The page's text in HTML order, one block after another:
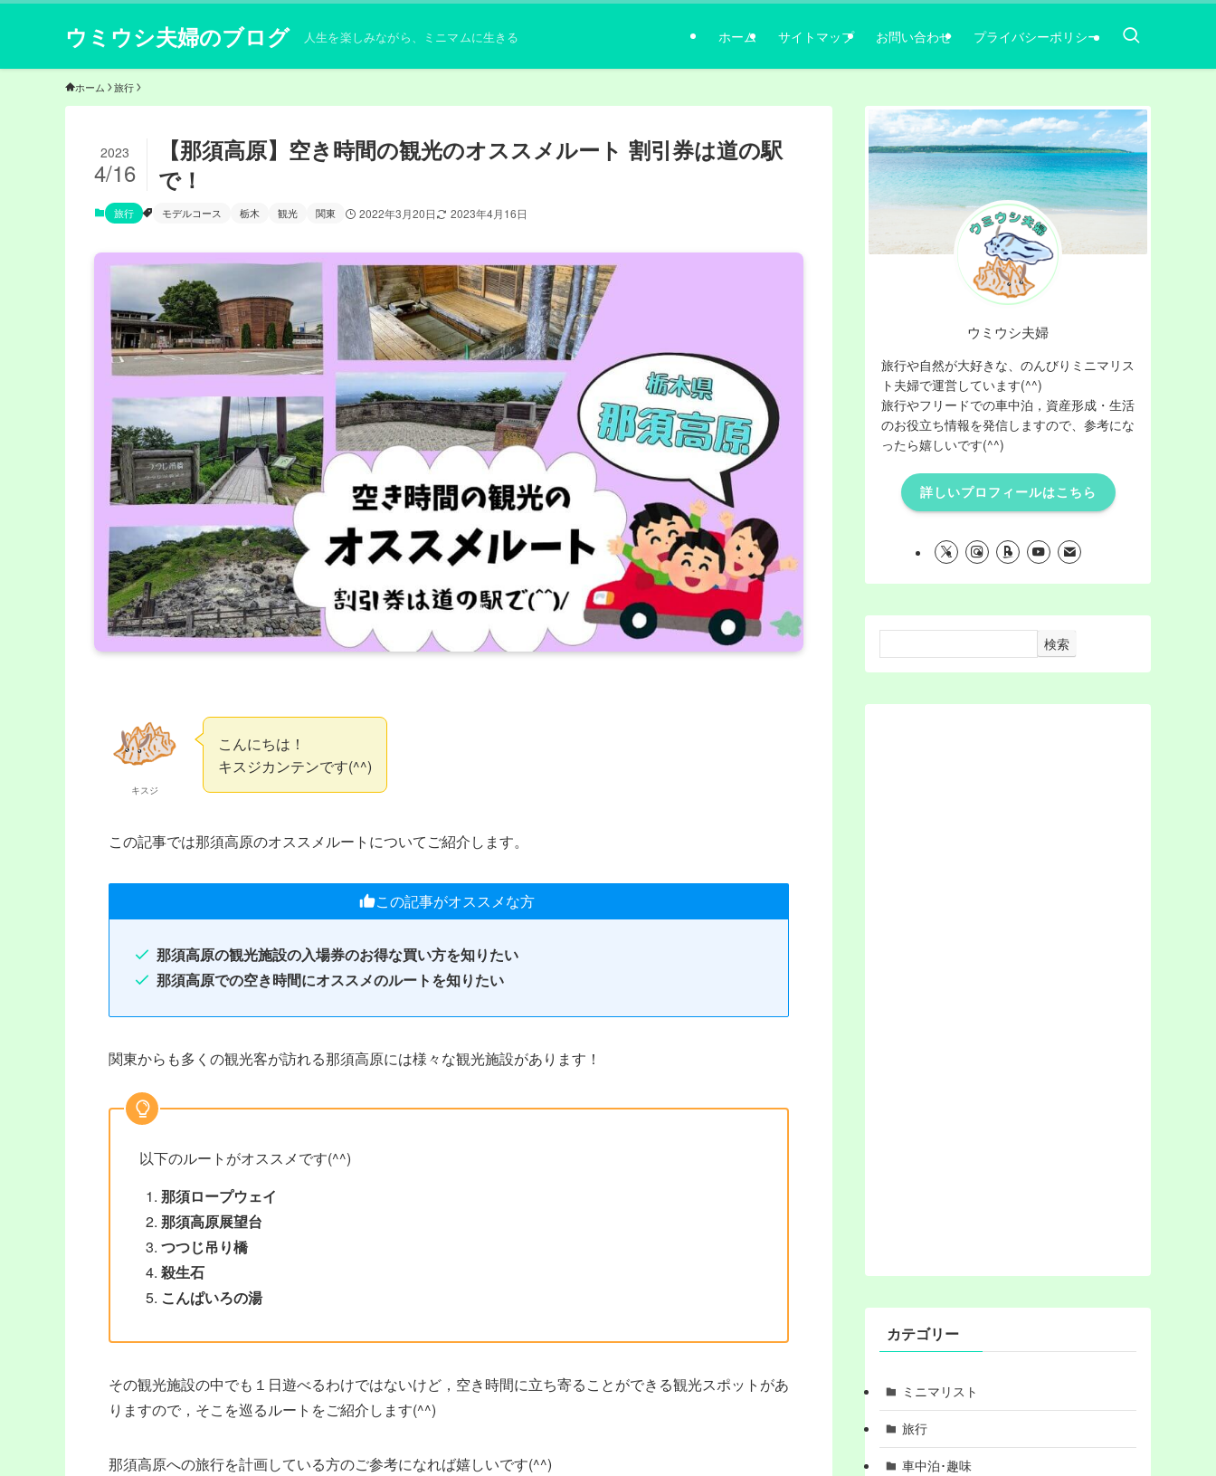
ウミウシ夫婦のブログ 人生を楽しみながら、ミニマムに生きる ホーム サイトマップ お問い合わせ プライバシーポリシー
ホーム 旅行
【那須高原】空き時間の観光のオススメルート 割引券は道の駅
で！
2023
4/16
旅行 モデルコース 栃木 観光 関東 2022年3月20日 2023年4月16日
キスジ
こんにちは！
キスジカンテンです(^^)
この記事では那須高原のオススメルートについてご紹介します。
この記事がオススメな方
那須高原の観光施設の入場券のお得な買い方を知りたい
那須高原での空き時間にオススメのルートを知りたい
関東からも多くの観光客が訪れる那須高原には様々な観光施設があります！
以下のルートがオススメです(^^)
那須ロープウェイ
那須高原展望台
つつじ吊り橋
殺生石
こんぱいろの湯
その観光施設の中でも１日遊べるわけではないけど，空き時間に立ち寄ることができる観光スポットがあ
りますので，そこを巡るルートをご紹介します(^^)
那須高原への旅行を計画している方のご参考になれば嬉しいです(^^)
ウミウシ夫婦
旅行や自然が大好きな、のんびりミニマリス
ト夫婦で運営しています(^^)
旅行やフリードでの車中泊，資産形成・生活
のお役立ち情報を発信しますので、参考にな
ったら嬉しいです(^^)
詳しいプロフィールはこちら
検索
カテゴリー
ミニマリスト
旅行
車中泊･趣味